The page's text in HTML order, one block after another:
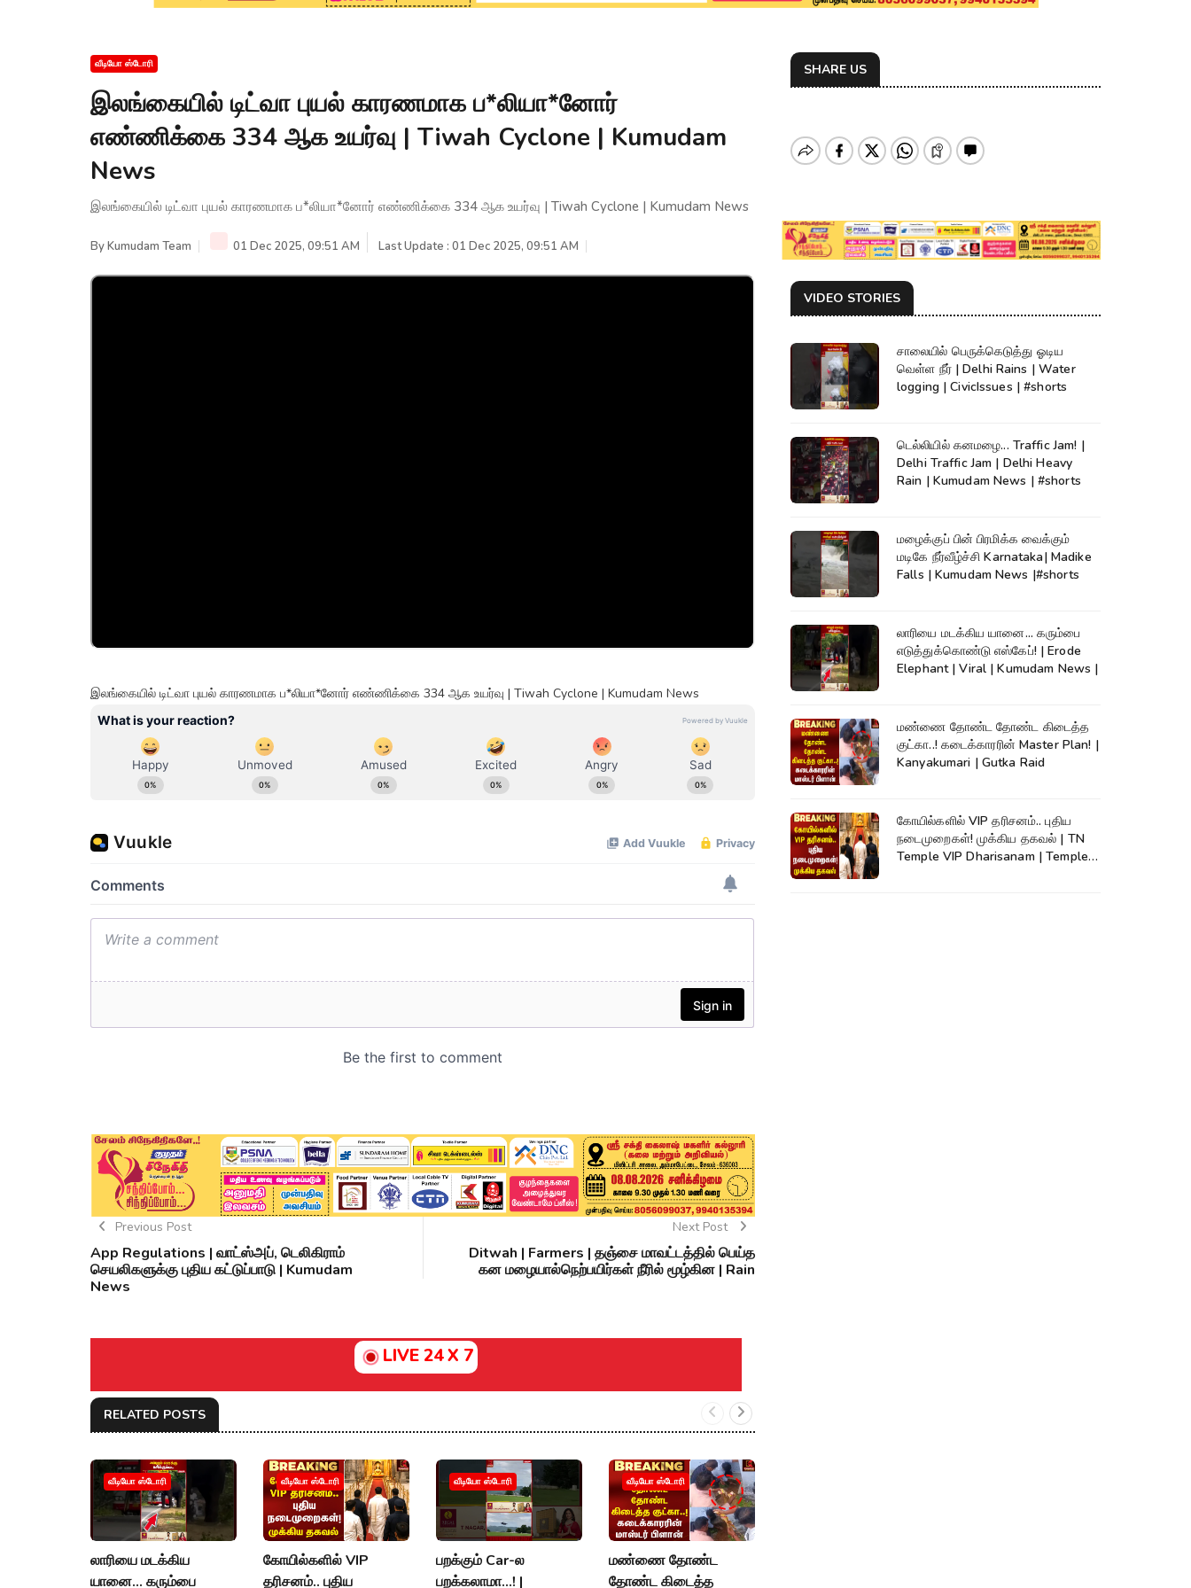
வீடியோ ஸ்டோரி
இலங்கையில் டிட்வா புயல் காரணமாக ப*லியா*னோர்
எண்ணிக்கை 334 ஆக உயர்வு | Tiwah Cyclone | Kumudam
News
இலங்கையில் டிட்வா புயல் காரணமாக ப*லியா*னோர் எண்ணிக்கை 334 ஆக உயர்வு | Tiwah Cyclone | Kumudam News
ByKumudam Team 01 Dec 2025, 09:51 AM Last Update : 01 Dec 2025, 09:51 AM
இலங்கையில் டிட்வா புயல் காரணமாக ப*லியா*னோர் எண்ணிக்கை 334 ஆக உயர்வு | Tiwah Cyclone | Kumudam News
Previous Post
App Regulations | வாட்ஸ்அப், டெலிகிராம்
செயலிகளுக்கு புதிய கட்டுப்பாடு | Kumudam
News
Next Post
Ditwah | Farmers | தஞ்சை மாவட்டத்தில் பெய்த
கன மழையால்நெற்பயிர்கள் நீரில் மூழ்கின | Rain
LIVE 24 X 7
RELATED POSTS
வீடியோ ஸ்டோரி
லாரியை மடக்கிய
யானை... கரும்பை
வீடியோ ஸ்டோரி
கோயில்களில் VIP
தரிசனம்.. புதிய
வீடியோ ஸ்டோரி
பறக்கும் Car-ல
பறக்கலாமா...! |
வீடியோ ஸ்டோரி
மண்ணை தோண்ட
தோண்ட கிடைத்த
SHARE US
VIDEO STORIES
சாலையில் பெருக்கெடுத்து ஓடிய
வெள்ள நீர் | Delhi Rains | Water
logging | CivicIssues | #shorts
டெல்லியில் கனமழை... Traffic Jam! |
Delhi Traffic Jam | Delhi Heavy
Rain | Kumudam News | #shorts
மழைக்குப் பின் பிரமிக்க வைக்கும்
மடிகே நீர்வீழ்ச்சி Karnataka| Madike
Falls | Kumudam News |#shorts
லாரியை மடக்கிய யானை... கரும்பை
எடுத்துக்கொண்டு எஸ்கேப்! | Erode
Elephant | Viral | Kumudam News |
மண்ணை தோண்ட தோண்ட கிடைத்த
குட்கா..! கடைக்காரரின் Master Plan! |
Kanyakumari | Gutka Raid
கோயில்களில் VIP தரிசனம்.. புதிய
நடைமுறைகள்! முக்கிய தகவல் | TN
Temple VIP Dharisanam | Temple